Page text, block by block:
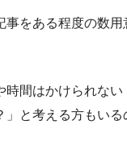
事をある程度の数
時間はかけられな
」と考える方もいる